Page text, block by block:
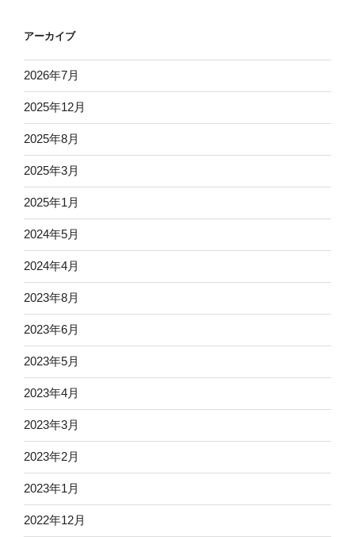
アーカイブ
2026年7月
2025年12月
2025年8月
2025年3月
2025年1月
2024年5月
2024年4月
2023年8月
2023年6月
2023年5月
2023年4月
2023年3月
2023年2月
2023年1月
2022年12月